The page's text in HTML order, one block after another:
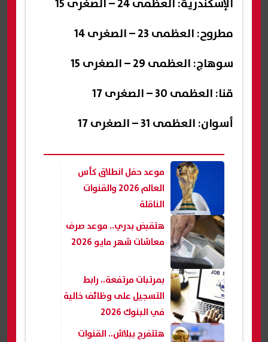
الإسكندرية: العظمى 24 – الصغرى 15
مطروح: العظمى 23 – الصغرى 14
سوهاج: العظمى 29 – الصغرى 15
قنا: العظمى 30 – الصغرى 17
أسوان: العظمى 31 – الصغرى 17
موعد حفل انطلاق كأس
العالم 2026 والقنوات
الناقلة
هتقبض بدري.. موعد صرف
معاشات شهر مايو 2026
بمرتبات مرتفعة.. رابط
التسجيل على وظائف خالية
في البنوك 2026
هتتفرج ببلاش.. القنوات